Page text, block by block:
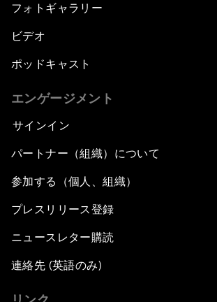
フォトギャラリー
ビデオ
ポッドキャスト
エンゲージメント
サインイン
パートナー（組織）について
参加する（個人、組織）
プレスリリース登録
ニュースレター購読
連絡先 (英語のみ)